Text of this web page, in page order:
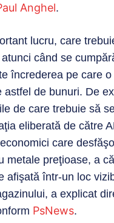
Anghel.
lucru, care
când se
încrederea pe care
astfel de bunuri. De
de care trebuie să
eliberată de către
care
metale preţioase, a
afişată într-un loc
a explicat
PsNews.